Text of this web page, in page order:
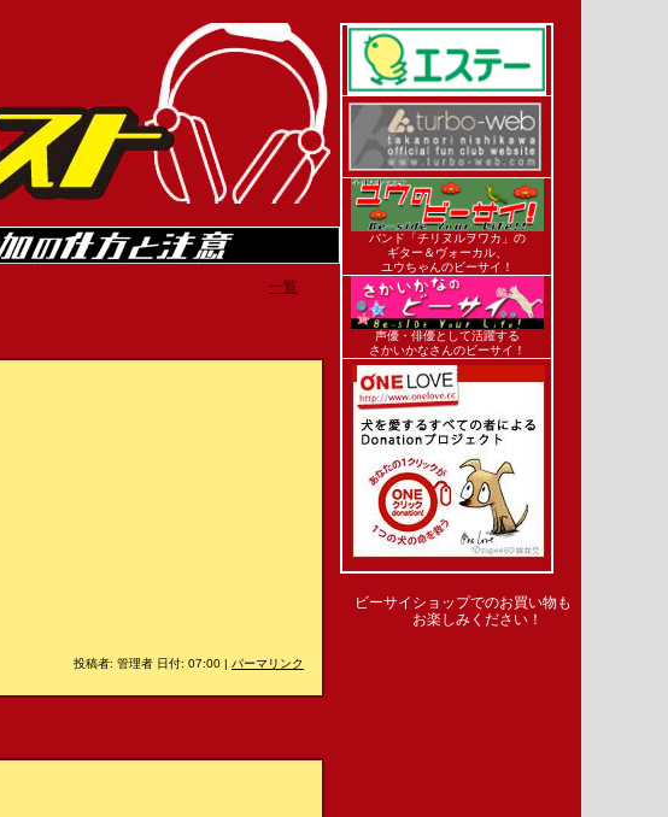
一覧
投稿者: 管理者 日付: 07:00 | パーマリンク
バンド「チリヌルヲワカ」の
ギター＆ヴォーカル、
ユウちゃんのビーサイ！
声優・俳優として活躍する
さかいかなさんのビーサイ！
ビーサイショップでのお買い物も
お楽しみください！